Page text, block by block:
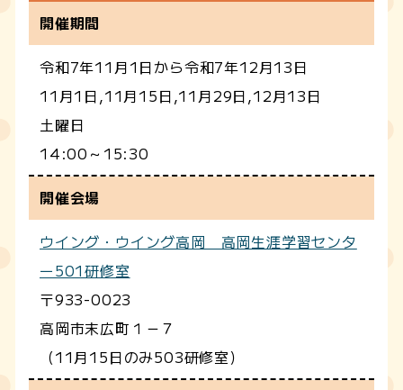
開催期間
令和7年11月1日から令和7年12月13日
11月1日,11月15日,11月29日,12月13日
土曜日
14:00～15:30
開催会場
ウイング・ウイング高岡 高岡生涯学習センタ
ー501研修室
〒933-0023
高岡市末広町１－７
（11月15日のみ503研修室）